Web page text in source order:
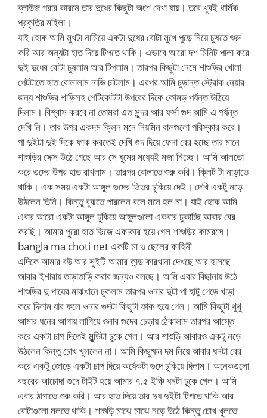
ব্লাউজ পরার কারনে তার দুধের কিছুটা অংশ দেখা যায়। তবে খুবই ধার্মিক
প্রকৃতির মহিলা।
যাই হোক আমি মুখটা নামিয়ে একটা দুধের বোটা মুখে পুড়ে নিয়ে চুষতে শুরু
করি আর অন্যটা হাত দিয়ে টিপতে থাকি। এভাবে আরো দশ মিনিট পালা করে
দুই দুধের বোটা চুষলাম আর টিপলাম। তারপর কিছুটা নেমে শাশুড়ির খোলা
পেটটাতে হাত বোলালাম নাভি চাটলাম। এরপর আমি চুড়ান্ত স্ট্রোক নেয়ার
জন্য শাশুড়ির শাড়িসহ পেটিকোটটা উপরের দিকে কোমড় পর্যন্ত উঠিয়ে
দিলাম। বিশ্বাস করবে না তোমরা এত সুন্দর আর ফর্সা গুদ আমি এ পর্যন্ত
দেখি নি। তার উপর একদম ক্লিন মনে নিয়মিন বালগুলো পরিস্কার করে।
পা দুইটা দুই দিকে ফাক করতেই দেখি গুদ দিয়ে ফেনা বের হচ্ছে তার মানে
শাশুড়ির সেক্স উঠে গেছে আর সে ঘুমের মধ্যেই মজা নিচ্ছে। আমি আলতো
করে গুদের উপর হাত রাখলাম। তারপর বোলাতে শুরু করি। ক্লিট টা নাড়াতে
থাকি। এক সময় একটা আঙ্গুল গুদের ভিতর ঢুকিয়ে দেই। দেখি একটু নড়ে
উঠলেন তিনি। কিন্তু বুঝতে পারলেন বলে মনে হল না। যাই হোক আমি
এবার আরো একটা আঙ্গুল ঢুকিয়ে আঙ্গুলগুলো একবার ঢুকাচ্ছি আবার বের
করছি। আমার পুরো হাত ভিজে একাকার হয়ে গেল শাশুড়ির কামরসে।
bangla ma choti net একটি মা ও ছেলের কাহিনী
এদিকে আমার বউ আর সুইটি আমার কান্ড কারখানা দেখছে আর হাসছে
আবার ইশারায় তাড়াতাড়ি করার জন্যও বলছে। আমি এবার বিছানায় উঠে
শাশুড়ির দু পায়ের মাঝখানে ঢুকলাম তারপর ওনার দুটা পা হাটু গেড়ে খাড়া
করে দিলাম যার ফলে ওনার গুদটা কিছুটা ফাক হয়ে গেল। আমি কিছুটা থুথু
আমার ধনের আগায় লাগিয়ে ওনার গুদের চেড়ায় ঠেকালাম তারপর আস্তে
করে একটা চাপ দিতেই মুন্ডিটা ঢুকে গেল। আর শাশুড়ি আবারও একটু নড়ে
উঠলেন কিন্তু চোখ খুললেন না। আমি কিছুক্ষন দম নিয়ে আবার ধনটা বের
করে একটু জোড়ে একটা চাপ দিয়ে অর্ধেকটা গুদে ঢুকিয়ে দিলাম। অনেকগুলো
বছরের আচোদা গুদে টাইট হয়ে আমার ৭.৫ ইঞ্চি ধনটা ঢুকে গেল। আমি
এবার ঠাপাতে শুরু করি। আর হাত দিয়ে তার দুধ দুইটা টিপতে থাকি আর
বোটাগুলো মলতে থাকি। শাশুড়ি মাঝে মাঝে নড়ে উঠে কিন্তু চোখ খুলতে